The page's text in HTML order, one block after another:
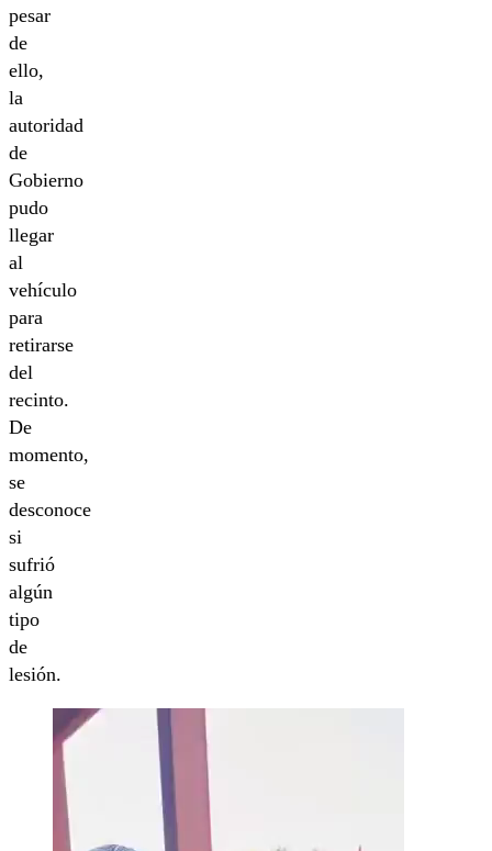
pesar
de
ello,
la
autoridad
de
Gobierno
pudo
llegar
al
vehículo
para
retirarse
del
recinto.
De
momento,
se
desconoce
si
sufrió
algún
tipo
de
lesión.